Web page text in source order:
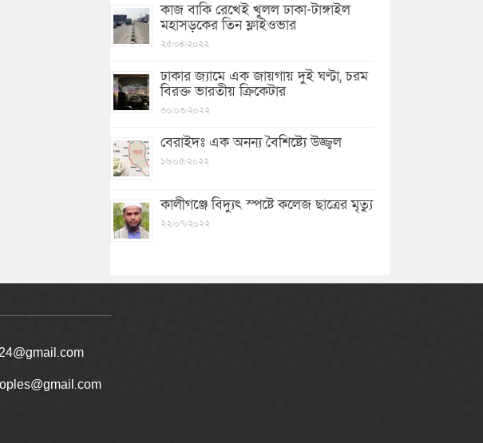
কাজ বাকি রেখেই খুলল ঢাকা-টাঙ্গাইল
মহাসড়কের তিন ফ্লাইওভার
২৫/০৪/২০২২
ঢাকার জ্যামে এক জায়গায় দুই ঘণ্টা, চরম
বিরক্ত ভারতীয় ক্রিকেটার
৩০/০৩/২০২২
বেরাইদঃ এক অনন্য বৈশিষ্ট্যে উজ্জ্বল
১৬/০৫/২০২২
কালীগঞ্জে বিদ্যুৎ স্পষ্টে কলেজ ছাত্রের মৃত্যু
২২/০৭/২০২২